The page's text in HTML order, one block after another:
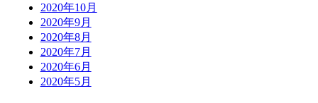
2020年10月
2020年9月
2020年8月
2020年7月
2020年6月
2020年5月